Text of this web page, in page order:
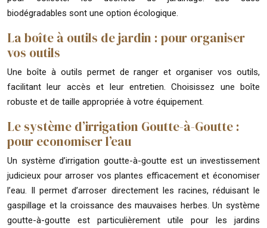
biodégradables sont une option écologique.
La boîte à outils de jardin : pour organiser
vos outils
Une boîte à outils permet de ranger et organiser vos outils,
facilitant leur accès et leur entretien. Choisissez une boîte
robuste et de taille appropriée à votre équipement.
Le système d’irrigation Goutte-à-Goutte :
pour economiser l’eau
Un système d’irrigation goutte-à-goutte est un investissement
judicieux pour arroser vos plantes efficacement et économiser
l’eau. Il permet d’arroser directement les racines, réduisant le
gaspillage et la croissance des mauvaises herbes. Un système
goutte-à-goutte est particulièrement utile pour les jardins